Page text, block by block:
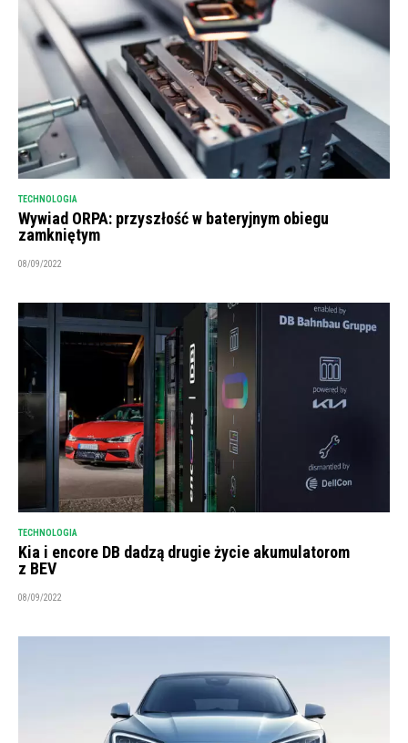
TECHNOLOGIA
Wywiad ORPA: przyszłość w bateryjnym obiegu
zamkniętym
08/09/2022
TECHNOLOGIA
Kia i encore DB dadzą drugie życie akumulatorom
z BEV
08/09/2022